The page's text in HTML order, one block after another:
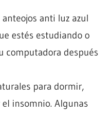
anti luz azul
estés estudiando o
computadora después
para dormir,
insomnio. Algunas